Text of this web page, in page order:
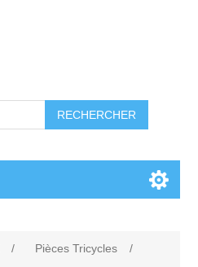
RECHERCHER
/ Pièces Tricycles
/